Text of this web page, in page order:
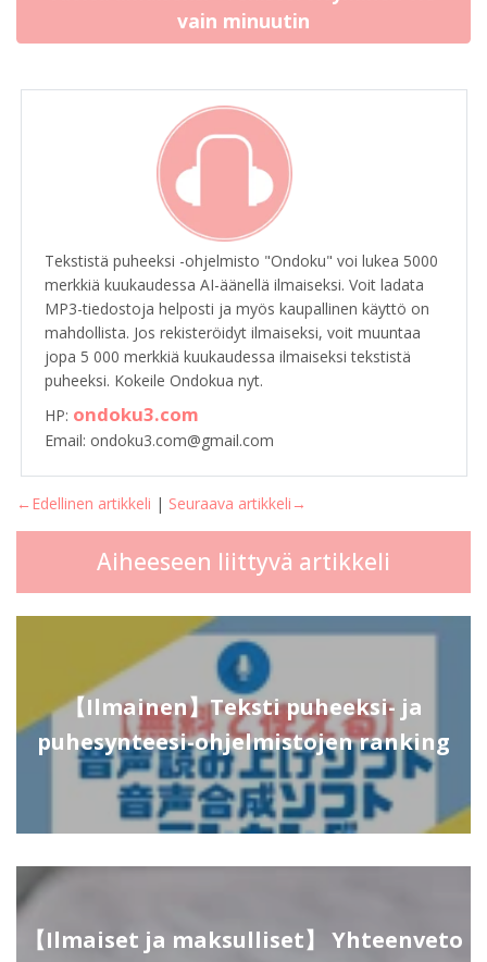
vain minuutin
Tekstistä puheeksi -ohjelmisto "Ondoku" voi lukea 5000
merkkiä kuukaudessa AI-äänellä ilmaiseksi. Voit ladata
MP3-tiedostoja helposti ja myös kaupallinen käyttö on
mahdollista. Jos rekisteröidyt ilmaiseksi, voit muuntaa
jopa 5 000 merkkiä kuukaudessa ilmaiseksi tekstistä
puheeksi. Kokeile Ondokua nyt.
HP: ondoku3.com
Email: ondoku3.com@gmail.com
←Edellinen artikkeli | Seuraava artikkeli→
Aiheeseen liittyvä artikkeli
【Ilmainen】Teksti puheeksi- ja
puhesynteesi-ohjelmistojen ranking
【Ilmaiset ja maksulliset】 Yhteenveto